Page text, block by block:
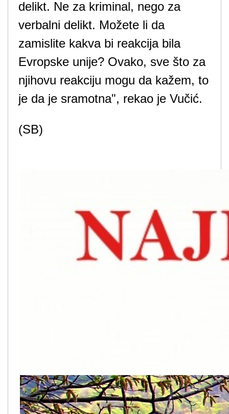
delikt. Ne za kriminal, nego za
verbalni delikt. Možete li da
zamislite kakva bi reakcija bila
Evropske unije? Ovako, sve što za
njihovu reakciju mogu da kažem, to
je da je sramotna", rekao je Vučić.
(SB)